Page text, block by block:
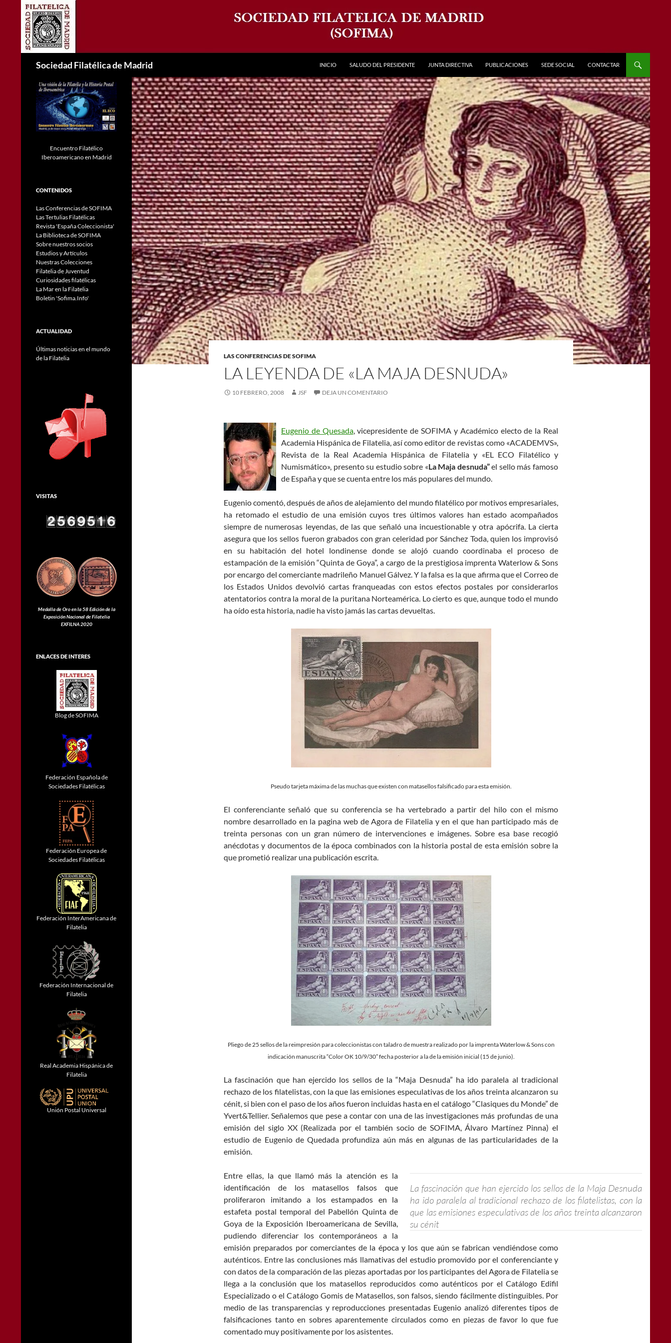
contenido
Sociedad Filatélica de Madrid INICIO SALUDO DEL PRESIDENTE JUNTA DIRECTIVA PUBLICACIONES SEDE SOCIAL CONTACTAR
LAS CONFERENCIAS DE SOFIMA
LA LEYENDA DE «LA MAJA DESNUDA»
10 FEBRERO, 2008 JSF DEJA UN COMENTARIO
Eugenio de Quesada, vicepresidente de SOFIMA y Académico electo de la Real
Academia Hispánica de Filatelia, así como editor de revistas como «ACADEMVS»,
Revista de la Real Academia Hispánica de Filatelia y «EL ECO Filatélico y
Numismático», presento su estudio sobre «La Maja desnuda”el sello más famoso
de España y que se cuenta entre los más populares del mundo.
Eugenio comentó, después de años de alejamiento del mundo filatélico por motivos empresariales,
ha retomado el estudio de una emisión cuyos tres últimos valores han estado acompañados
siempre de numerosas leyendas, de las que señaló una incuestionable y otra apócrifa. La cierta
asegura que los sellos fueron grabados con gran celeridad por Sánchez Toda, quien los improvisó
en su habitación del hotel londinense donde se alojó cuando coordinaba el proceso de
estampación de la emisión “Quinta de Goya”, a cargo de la prestigiosa imprenta Waterlow & Sons
por encargo del comerciante madrileño Manuel Gálvez. Y la falsa es la que afirma que el Correo de
los Estados Unidos devolvió cartas franqueadas con estos efectos postales por considerarlos
atentatorios contra la moral de la puritana Norteamérica. Lo cierto es que, aunque todo el mundo
ha oído esta historia, nadie ha visto jamás las cartas devueltas.
Pseudo tarjeta máxima de las muchas que existen con matasellos falsificado para esta emisión.
El conferenciante señaló que su conferencia se ha vertebrado a partir del hilo con el mismo
nombre desarrollado en la pagina web de Agora de Filatelia y en el que han participado más de
treinta personas con un gran número de intervenciones e imágenes. Sobre esa base recogió
anécdotas y documentos de la época combinados con la historia postal de esta emisión sobre la
que prometió realizar una publicación escrita.
Pliego de 25 sellos de la reimpresión para coleccionistas con taladro de muestra realizado por la imprenta Waterlow & Sons con
indicación manuscrita “Color OK 10/9/30” fecha posterior a la de la emisión inicial (15 de junio).
La fascinación que han ejercido los sellos de la “Maja Desnuda” ha ido paralela al tradicional
rechazo de los filatelistas, con la que las emisiones especulativas de los años treinta alcanzaron su
cénit, si bien con el paso de los años fueron incluidas hasta en el catálogo “Clasiques du Monde” de
Yvert&Tellier. Señalemos que pese a contar con una de las investigaciones más profundas de una
emisión del siglo XX (Realizada por el también socio de SOFIMA, Álvaro Martínez Pinna) el
estudio de Eugenio de Quedada profundiza aún más en algunas de las particularidades de la
emisión.
La fascinación que han ejercido los sellos de la Maja Desnuda
ha ido paralela al tradicional rechazo de los filatelistas, con la
que las emisiones especulativas de los años treinta alcanzaron
su cénit
Entre ellas, la que llamó más la atención es la
identificación de los matasellos falsos que
proliferaron imitando a los estampados en la
estafeta postal temporal del Pabellón Quinta de
Goya de la Exposición Iberoamericana de Sevilla,
pudiendo diferenciar los contemporáneos a la
emisión preparados por comerciantes de la época y los que aún se fabrican vendiéndose como
auténticos. Entre las conclusiones más llamativas del estudio promovido por el conferenciante y
con datos de la comparación de las piezas aportadas por los participantes del Agora de Filatelia se
llega a la conclusión que los matasellos reproducidos como auténticos por el Catálogo Edifil
Especializado o el Catálogo Gomis de Matasellos, son falsos, siendo fácilmente distinguibles. Por
medio de las transparencias y reproducciones presentadas Eugenio analizó diferentes tipos de
falsificaciones tanto en sobres aparentemente circulados como en piezas de favor lo que fue
comentado muy positivamente por los asistentes.
Encuentro Filatélico
Iberoamericano en Madrid
CONTENIDOS
Las Conferencias de SOFIMA
Las Tertulias Filatélicas
Revista 'España Coleccionista'
La Biblioteca de SOFIMA
Sobre nuestros socios
Estudios y Artículos
Nuestras Colecciones
Filatelia de Juventud
Curiosidades filatélicas
La Mar en la Filatelia
Boletin 'Sofima.Info'
ACTUALIDAD
Últimas noticias en el mundo
de la Filatelia
VISITAS
Medalla de Oro en la 58 Edición de la
Exposición Nacional de Filatelia
EXFILNA 2020
ENLACES DE INTERES
Blog de SOFIMA
Federación Española de
Sociedades Filatélicas
Federación Europea de
Sociedades Filatélicas
Federación InterAmericana de
Filatelia
Federación Internacional de
Filatelia
Real Academia Hispánica de
Filatelia
Unión Postal Universal